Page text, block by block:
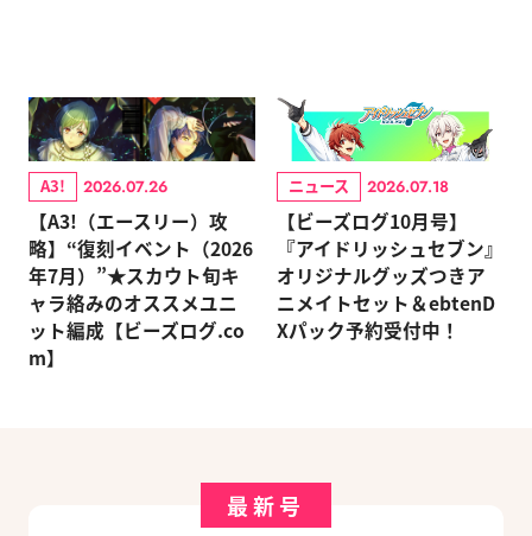
A3! 2026.07.26
【A3!（エースリー）攻
略】“復刻イベント（2026
年7月）”★スカウト旬キ
ャラ絡みのオススメユニ
ット編成【ビーズログ.co
m】
ニュース 2026.07.18
【ビーズログ10月号】
『アイドリッシュセブン』
オリジナルグッズつきア
ニメイトセット＆ebtenD
Xパック予約受付中！
最新号